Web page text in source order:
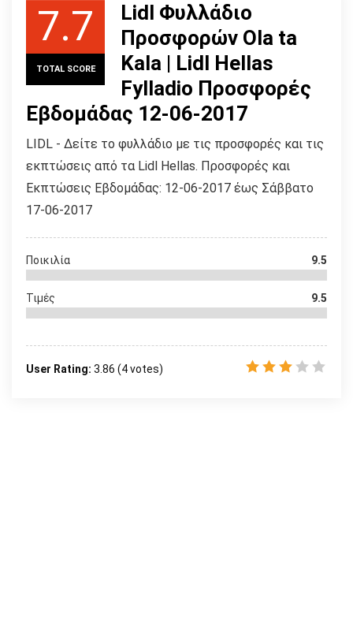
7.7
TOTAL SCORE
Lidl Φυλλάδιο
Προσφορών Ola ta
Kala | Lidl Hellas
Fylladio Προσφορές
Εβδομάδας 12-06-2017
LIDL - Δείτε το φυλλάδιο με τις προσφορές και τις
εκπτώσεις από τα Lidl Hellas. Προσφορές και
Εκπτώσεις Εβδομάδας: 12-06-2017 έως Σάββατο
17-06-2017
Ποικιλία 9.5
Τιμές 9.5
User Rating: 3.86 (4votes)